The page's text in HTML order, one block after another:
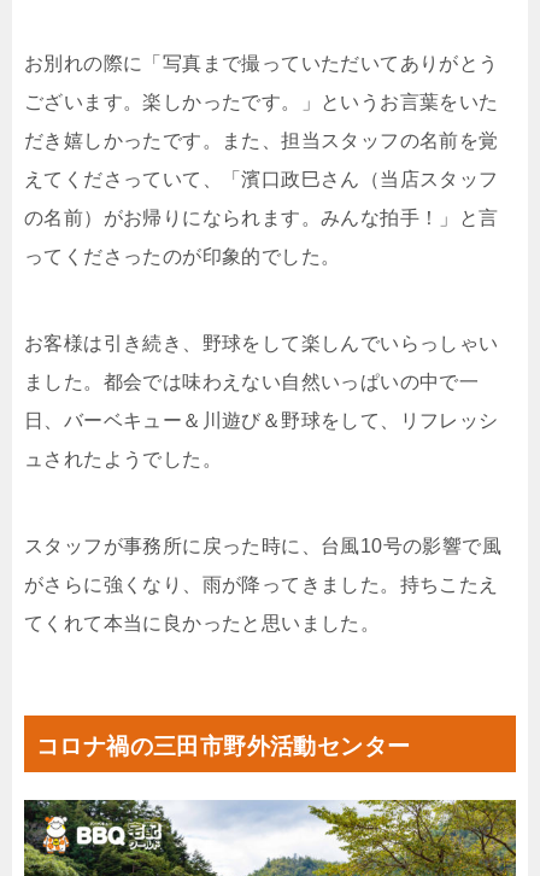
お別れの際に「写真まで撮っていただいてありがとう
ございます。楽しかったです。」というお言葉をいた
だき嬉しかったです。また、担当スタッフの名前を覚
えてくださっていて、「濱口政巳さん（当店スタッフ
の名前）がお帰りになられます。みんな拍手！」と言
ってくださったのが印象的でした。
お客様は引き続き、野球をして楽しんでいらっしゃい
ました。都会では味わえない自然いっぱいの中で一
日、バーベキュー＆川遊び＆野球をして、リフレッシ
ュされたようでした。
スタッフが事務所に戻った時に、台風10号の影響で風
がさらに強くなり、雨が降ってきました。持ちこたえ
てくれて本当に良かったと思いました。
コロナ禍の三田市野外活動センター